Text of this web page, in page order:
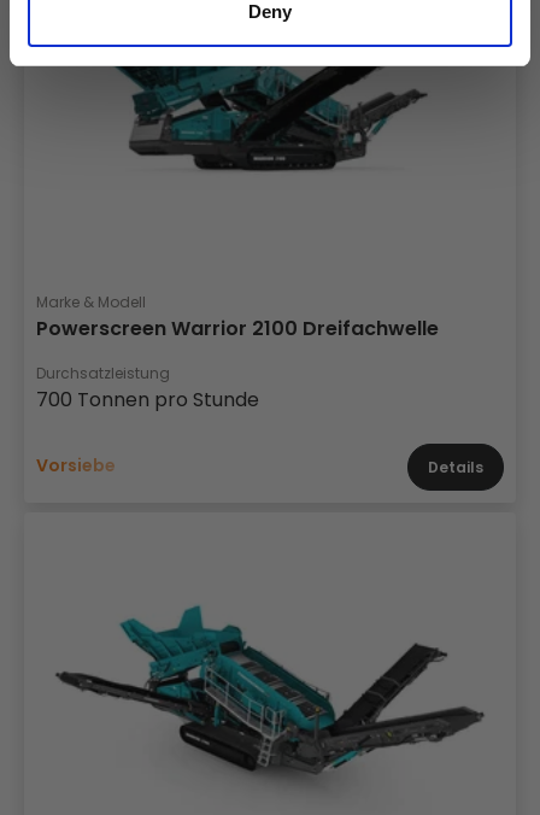
Deny
Marke & Modell
Powerscreen Warrior 2100 Dreifachwelle
Durchsatzleistung
700 Tonnen pro Stunde
Vorsiebe Details